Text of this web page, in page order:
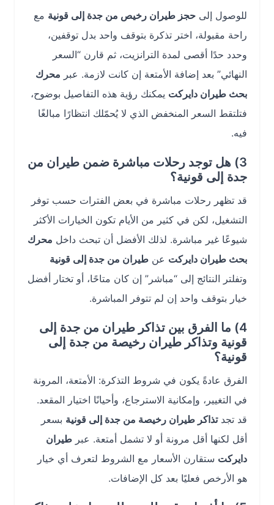
للوصول إلى حجز طيران رخيص من جدة إلى قونيةمع
راحة مقبولة، اختر تذكرة بتوقف واحد بدل توقفين،
وحدد حدًا أقصى لمدة الترانزيت، ثم قارن “السعر
النهائي” بعد إضافة الأمتعة إن كانت لازمة. عبرمحرك
بحث طيران دايركتيمكنك رؤية هذه التفاصيل بوضوح،
فتلتقط السعر المنخفض الذي لا يُحمّلك انتظارًا مبالغًا
3) هل توجد رحلات مباشرة ضمن طيران من
جدة إلى قونية؟
قد تظهر رحلات مباشرة في بعض الفترات حسب توفر
التشغيل، لكن في كثير من الأيام تكون الخيارات الأكثر
شيوعًا غير مباشرة. لذلك الأفضل أن تبحث داخل محرك
بحث طيران دايركتعنطيران من جدة إلى قونية
وتفلتر النتائج إلى “مباشر” إن كان متاحًا، أو تختار أفضل
خيار بتوقف واحد إن لم تتوفر المباشرة.
4) ما الفرق بين تذاكر طيران من جدة إلى
قونية وتذاكر طيران رخيصة من جدة إلى
قونية؟
الفرق عادةً يكون في شروط التذكرة: الأمتعة، المرونة
في التغيير، وإمكانية الاسترجاع، وأحيانًا اختيار المقعد.
قد تجدتذاكر طيران رخيصة من جدة إلى قونيةبسعر
أقل لكنها أقل مرونة أو لا تشمل أمتعة. عبرطيران
دايركتستقارن الأسعار مع الشروط لتعرف أي خيار
هو الأرخص فعليًا بعد كل الإضافات.